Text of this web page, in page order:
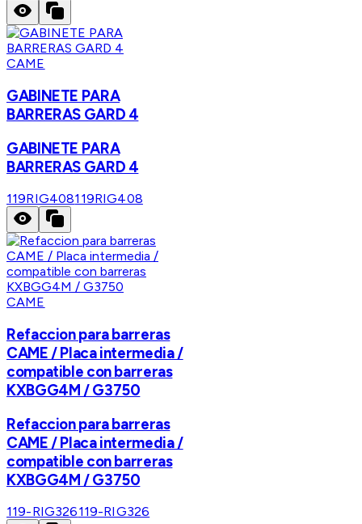
CAME
GABINETE PARA
BARRERAS GARD 4
GABINETE PARA
BARRERAS GARD 4
119RIG408119RIG408
CAME
Refaccion para barreras
CAME / Placa intermedia /
compatible con barreras
KXBGG4M / G3750
Refaccion para barreras
CAME / Placa intermedia /
compatible con barreras
KXBGG4M / G3750
119-RIG326119-RIG326